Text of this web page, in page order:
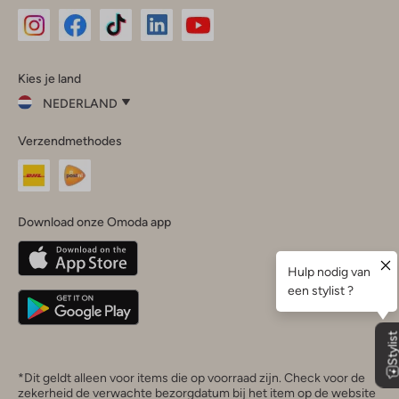
InstagramFacebook
Kies je land
NEDERLAND
je
land
Nederland
Belgique(Français)
Deutschland
Verzendmethodes
Download onze Omoda app
*Dit geldt alleen voor items die op voorraad zijn. Check voor de
zekerheid de verwachte bezorgdatum bij het item op de website